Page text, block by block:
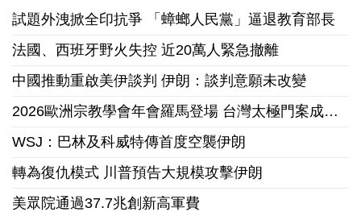
試題外洩掀全印抗爭 「蟑螂人民黨」逼退教育部長
法國、西班牙野火失控 近20萬人緊急撤離
中國推動重啟美伊談判 伊朗：談判意願未改變
2026歐洲宗教學會年會羅馬登場 台灣太極門案成國際跨學科研究焦點
WSJ：巴林及科威特傳首度空襲伊朗
轉為復仇模式 川普預告大規模攻擊伊朗
美眾院通過37.7兆創新高軍費